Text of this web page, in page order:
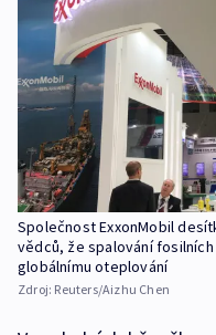
Společnost ExxonMobil
vědců, že spalování
globálnímu oteplování
Zdroj: Reuters/Aizhu Chen